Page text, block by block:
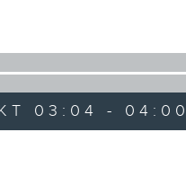
03:04 -